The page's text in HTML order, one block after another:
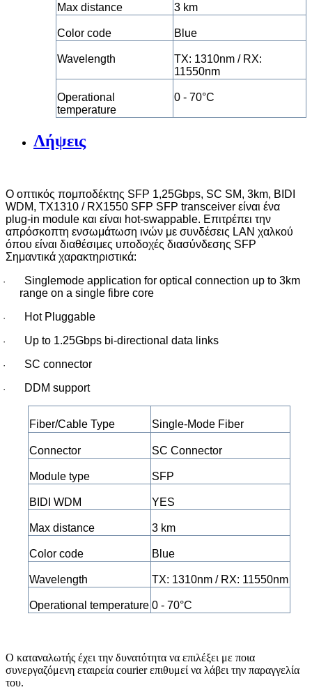
Max distance 3 km
Color code Blue
Wavelength
TX: 1310nm / RX:
11550nm
Operational
temperature
0 - 70°C
Λήψεις
Ο οπτικός πομποδέκτης SFP 1,25Gbps, SC SM, 3km, BIDI
WDM, TX1310 / RX1550 SFP SFP transceiver είναι ένα
plug-in module και είναι hot-swappable. Επιτρέπει την
απρόσκοπτη ενσωμάτωση ινών με συνδέσεις LAN χαλκού
όπου είναι διαθέσιμες υποδοχές διασύνδεσης SFP
Σημαντικά χαρακτηριστικά:
·
Singlemode application for optical connection up to 3km
range on a single fibre core
· Hot Pluggable
· Up to 1.25Gbps bi-directional data links
· SC connector
· DDM support
Fiber/Cable Type Single-Mode Fiber
Connector SC Connector
Module type SFP
BIDI WDM YES
Max distance 3 km
Color code Blue
Wavelength TX: 1310nm / RX: 11550nm
Operational temperature 0 - 70°C
Ο καταναλωτής έχει την δυνατότητα να επιλέξει με ποια
συνεργαζόμενη εταιρεία courier επιθυμεί να λάβει την παραγγελία
του.